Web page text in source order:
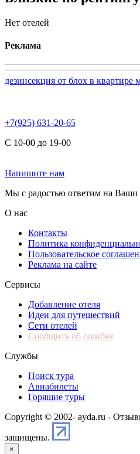
Нет отелей
Реклама
дезинсекция от блох в квартире
+7(925) 631-20-65
С 10-00 до 19-00
Напишите нам
Мы с радостью ответим на Ваши
О нас
Контакты
Политика
Пользовательское
Реклама на сайте
Сервисы
Добавление отеля
Идеи для путешествий
Сети отелей
Сообщить об ошибке
Службы
Поиск тура
Авиабилеты
Горящие туры
Copyright © 2002- ayda.ru -
защищены.
×